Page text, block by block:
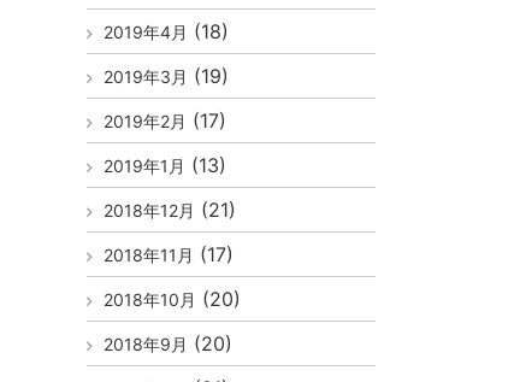
2019年4月 (18)
2019年3月 (19)
2019年2月 (17)
2019年1月 (13)
2018年12月 (21)
2018年11月 (17)
2018年10月 (20)
2018年9月 (20)